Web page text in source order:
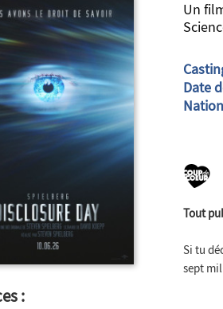
:
Un
Date
Tout
Si tu
sept